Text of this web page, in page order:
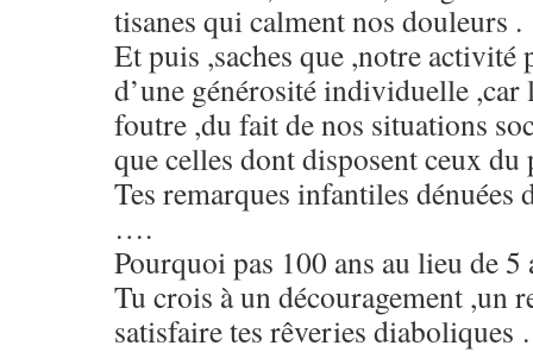
tisanes qui calment nos douleurs .
Et puis ,saches que ,notre
d’une générosité individuelle ,car
foutre ,du fait de nos situations
que celles dont disposent ceux du
Tes remarques infantiles
….
Pourquoi pas 100 ans au lieu de 5
Tu crois à un découragement ,un
satisfaire tes rêveries